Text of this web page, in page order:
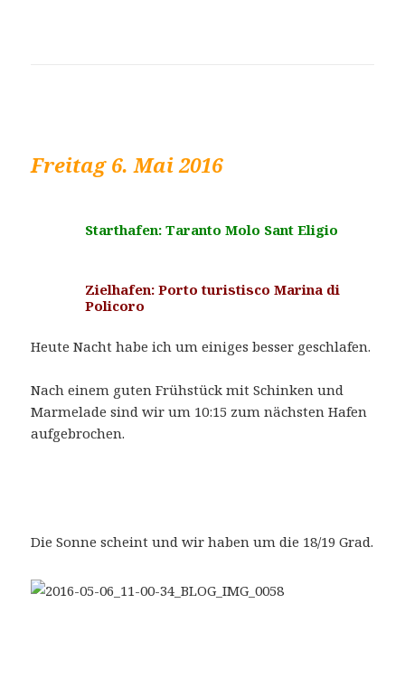
Freitag 6. Mai 2016
Starthafen: Taranto Molo Sant Eligio
Zielhafen: Porto turistisco Marina di
Policoro
Heute Nacht habe ich um einiges besser geschlafen.
Nach einem guten Frühstück mit Schinken und
Marmelade sind wir um 10:15 zum nächsten Hafen
aufgebrochen.
Die Sonne scheint und wir haben um die 18/19 Grad.